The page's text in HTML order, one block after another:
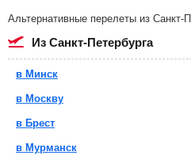
Альтернативные перелеты из Санкт-
из Санкт-Петербурга
в Минск
в Москву
в Брест
в Мурманск